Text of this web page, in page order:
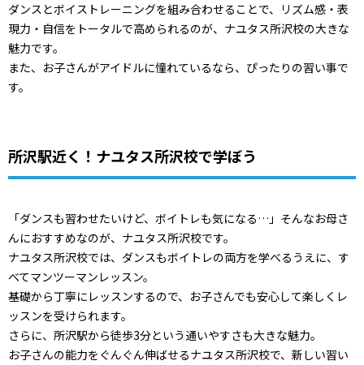
ダンスとボイストレーニングを組み合わせることで、リズム感・表
現力・自信をトータルで高められるのが、ナユタス所沢校の大きな
魅力です。
また、お子さんがアイドルに憧れているなら、ぴったりの習い事で
す。
所沢駅近く！ナユタス所沢校で学ぼう
「ダンスも習わせたいけど、ボイトレも気になる…」そんなお母さ
んにおすすめなのが、ナユタス所沢校です。
ナユタス所沢校では、ダンスもボイトレの両方を学べるうえに、す
べてマンツーマンレッスン。
基礎から丁寧にレッスンするので、お子さんでも安心して楽しくレ
ッスンを受けられます。
さらに、所沢駅から徒歩3分という通いやすさも大きな魅力。
お子さんの能力をぐんぐん伸ばせるナユタス所沢校で、新しい習い